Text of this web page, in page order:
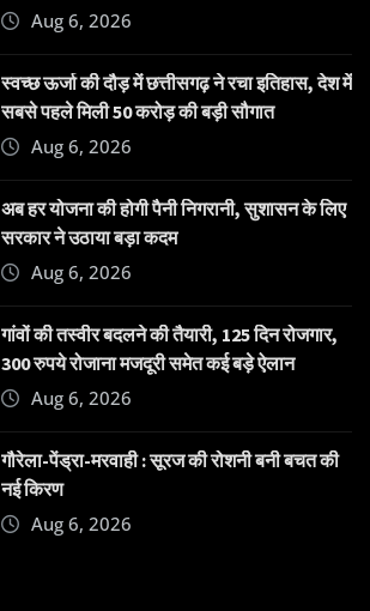
Aug 6, 2026
स्वच्छ ऊर्जा की दौड़ में छत्तीसगढ़ ने रचा इतिहास, देश में
सबसे पहले मिली 50 करोड़ की बड़ी सौगात
Aug 6, 2026
अब हर योजना की होगी पैनी निगरानी, सुशासन के लिए
सरकार ने उठाया बड़ा कदम
Aug 6, 2026
गांवों की तस्वीर बदलने की तैयारी, 125 दिन रोजगार,
300 रुपये रोजाना मजदूरी समेत कई बड़े ऐलान
Aug 6, 2026
गौरेला-पेंड्रा-मरवाही : सूरज की रोशनी बनी बचत की
नई किरण
Aug 6, 2026